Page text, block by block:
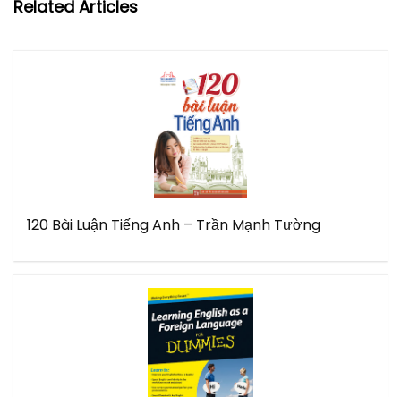
Related Articles
120 Bài Luận Tiếng Anh – Trần Mạnh Tường